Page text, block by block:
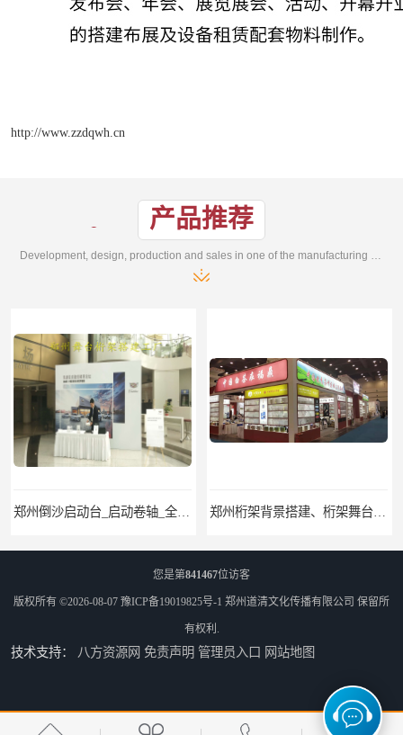
http://www.zzdqwh.cn
产品推荐
您是第841467位访客
版权所有 ©2026-08-07 豫ICP备19019825号-1 郑州道清文化传播有限公司 保留所
有权利.
技术支持： 八方资源网 免责声明 管理员入口 网站地图